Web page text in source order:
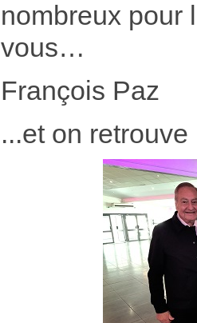
nombreux pour
vous…
François Paz
...et on